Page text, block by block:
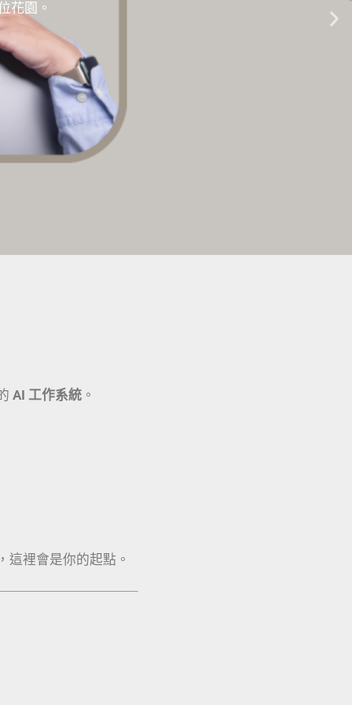
位花園。
式AI教學 |
點擊這裡
AI 工作系統 。
這裡會是你的起點。